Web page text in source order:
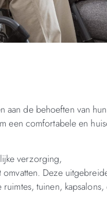
aan de behoeften van hun
een comfortabele en
verzorging,
Deze
tuinen, kapsalons,